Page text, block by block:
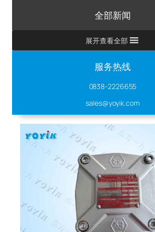
全部新闻
展开查看全部
服务热线
0838-2226655
sales@yoyik.com